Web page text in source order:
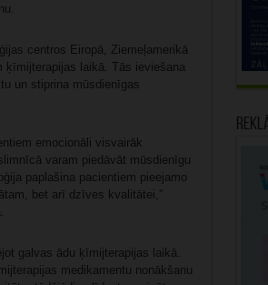
centros Eiropā, Ziemeļamerikā
ķīmijterapijas laikā. Tās ieviešana
un stiprina mūsdienīgas
emocionāli visvairāk
varam piedāvāt mūsdienīgu
paplašina pacientiem pieejamo
bet arī dzīves kvalitātei,”
galvas ādu ķīmijterapijas laikā.
medikamentu nonākšanu